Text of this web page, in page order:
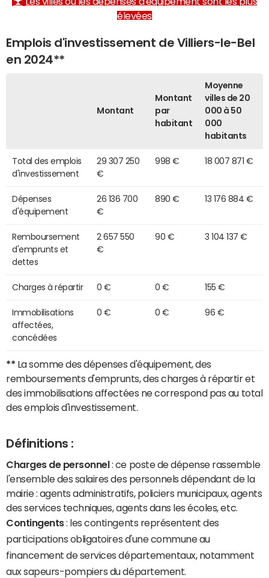
élevées
Emplois d'investissement de Villiers-le-Bel
en 2024**
Montant
Montant
par
habitant
Moyenne
villes de 20
000 à 50
000
habitants
Total des emplois
d'investissement
29 307 250
€
998 € 18 007 871 €
Dépenses
d'équipement
26 136 700
€
890 € 13 176 884 €
Remboursement
d'emprunts et
dettes
2 657 550
€
90 € 3 104 137 €
Charges à répartir 0 € 0 € 155 €
Immobilisations
affectées,
concédées
0 € 0 € 96 €
** La somme des dépenses d'équipement, des
remboursements d'emprunts, des charges à répartir et
des immobilisations affectées ne correspond pas au total
des emplois d'investissement.
Définitions :
Charges de personnel : ce poste de dépense rassemble
l'ensemble des salaires des personnels dépendant de la
mairie : agents administratifs, policiers municipaux, agents
des services techniques, agents dans les écoles, etc.
Contingents: les contingents représentent des
participations obligatoires d'une commune au
financement de services départementaux, notamment
aux sapeurs-pompiers du département.